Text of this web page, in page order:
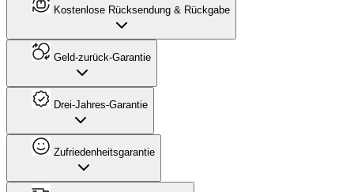
Kostenlose Rücksendung & Rückgabe
Geld-zurück-Garantie
Drei-Jahres-Garantie
Zufriedenheitsgarantie